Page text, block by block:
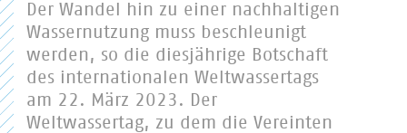
Der Wandel hin zu einer nachhaltigen
Wassernutzung muss beschleunigt
werden, so die diesjährige Botschaft
des internationalen Weltwassertags
am 22. März 2023. Der
Weltwassertag, zu dem die Vereinten